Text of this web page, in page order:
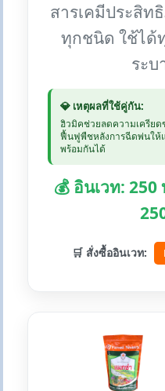
สารเคมีประสิท
ทุกชนิด ใช้ได้
ระ
💎 เหตุผลที่ใช้คู่กัน:
ฮิวมิคช่วยลดความเครียด
ฟื้นฟูพืชหลังการฉีดพ่นให้
พร้อมกันได้
💰 อินเวท:
🛒 สั่งซื้ออินเวท: